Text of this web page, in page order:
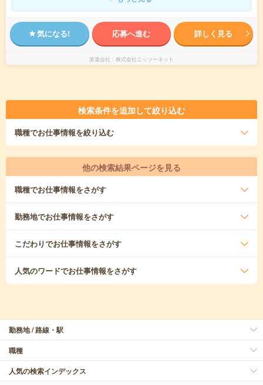
気になる! 応募へ進む 詳しく見る
派遣会社 株式会社ニッソーネット
検索条件を追加して絞り込む
職種でお仕事情報を絞り込む
他の検索結果ページを見る
職種でお仕事情報をさがす
勤務地でお仕事情報をさがす
こだわりでお仕事情報をさがす
人気のワードでお仕事情報をさがす
勤務地 / 路線・駅
職種
人気の検索インデックス